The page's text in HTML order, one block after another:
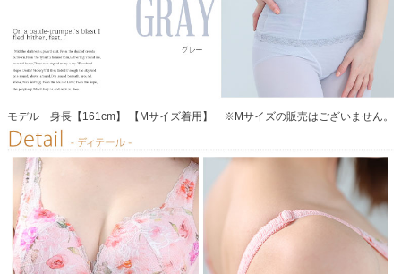
モデル 身長【161cm】 【Mサイズ着用】 ※Mサイズの販売はございません。